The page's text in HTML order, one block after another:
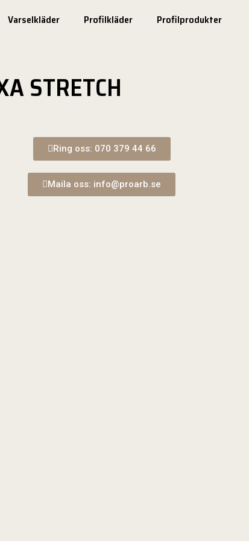
Varselkläder Profilkläder
Profilprodukter
STRETCH
Ring oss: 070 379 44 66
Maila oss: info@proarb.se